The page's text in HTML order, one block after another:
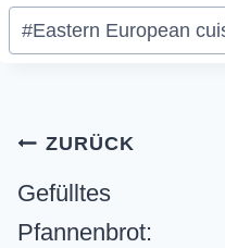
S
c
#Eastern European
ZURÜCK
Gefülltes
Pfannenbrot: